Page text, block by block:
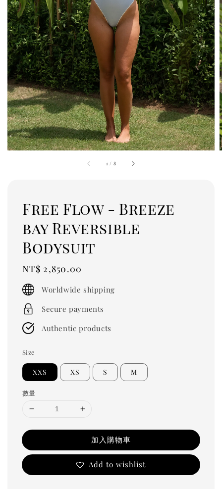
1 / 8
Free Flow - Breeze
bay Reversible
Bodysuit
Regular
price
NT$ 2,850.00
Worldwide shipping
Secure payments
Authentic products
Size
XXS XS S M
數量
加入購物車
Add to wishlist